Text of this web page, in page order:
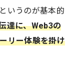
いうのが基本的
達に、Web3の
リー体験を掛け